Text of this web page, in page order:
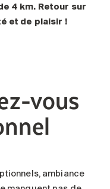
4 km. Retour sur
et de plaisir !
vous
ambiance